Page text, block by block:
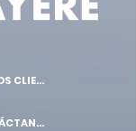
CERTIFICADOS CLIENTES
CONTÁCTANOS